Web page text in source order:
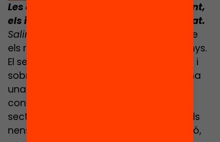
Les autoritats diuen que sí. Teòricament,
els indicadors de segregació han baixat.
Salima:
És molt recent, haurem de veure
els resultats amb la perspectiva dels anys.
El sector privat hi és per guanyar diners, i
sobretot per evitar tenir problemes. Hi ha
una selecció real a l’entrada. Estic
convençuda que, si a França li diem al
sector privat que ha d’agafar el 30% dels
nens desfavorits o no rebrà la subvenció,